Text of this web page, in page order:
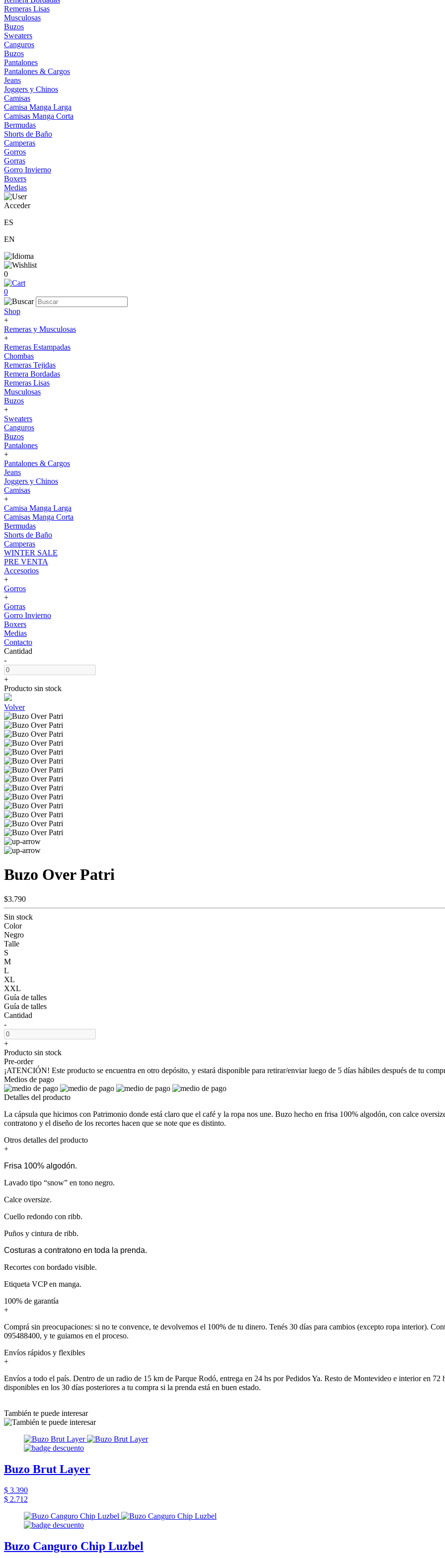
Remeras Lisas
Musculosas
Buzos
Sweaters
Canguros
Buzos
Pantalones
Pantalones & Cargos
Jeans
Joggers y Chinos
Camisas
Camisa Manga Larga
Camisas Manga Corta
Bermudas
Shorts de Baño
Camperas
Gorros
Gorras
Gorro Invierno
Boxers
Medias
Acceder
ES
EN
0
0
Shop
+
Remeras y Musculosas
+
Remeras Estampadas
Chombas
Remeras Tejidas
Remera Bordadas
Remeras Lisas
Musculosas
Buzos
+
Sweaters
Canguros
Buzos
Pantalones
+
Pantalones & Cargos
Jeans
Joggers y Chinos
Camisas
+
Camisa Manga Larga
Camisas Manga Corta
Bermudas
Shorts de Baño
Camperas
WINTER SALE
PRE VENTA
Accesorios
+
Gorros
+
Gorras
Gorro Invierno
Boxers
Medias
Contacto
Cantidad
-
+
Producto sin stock
Volver
Buzo Over Patri
$3.790
Sin stock
Color
Negro
Talle
S
M
L
XL
XXL
Guía de talles
Guía de talles
Cantidad
-
+
Producto sin stock
Pre-order
¡ATENCIÓN! Este producto se encuentra en otro depósito, y estará disponible para retirar/enviar luego de 5 días hábiles después de tu
Medios de pago
Detalles del producto
La cápsula que hicimos con Patrimonio donde está claro que el café y la ropa nos une. Buzo hecho en frisa 100% algodón, con calce
contratono y el diseño de los recortes hacen que se note que es distinto.
Otros detalles del producto
+
Frisa 100% algodón.
Lavado tipo “snow” en tono negro.
Calce oversize.
Cuello redondo con ribb.
Puños y cintura de ribb.
Costuras a contratono en toda la prenda.
Recortes con bordado visible.
Etiqueta VCP en manga.
100% de garantía
+
Comprá sin preocupaciones: si no te convence, te devolvemos el 100% de tu dinero. Tenés 30 días para cambios (excepto ropa interior).
095488400, y te guiamos en el proceso.
Envíos rápidos y flexibles
+
Envíos a todo el país. Dentro de un radio de 15 km de Parque Rodó, entrega en 24 hs por Pedidos Ya. Resto de Montevideo e interior en
disponibles en los 30 días posteriores a tu compra si la prenda está en buen estado.
También te puede interesar
Buzo Brut Layer
$ 3.390
$ 2.712
Buzo Canguro Chip Luzbel